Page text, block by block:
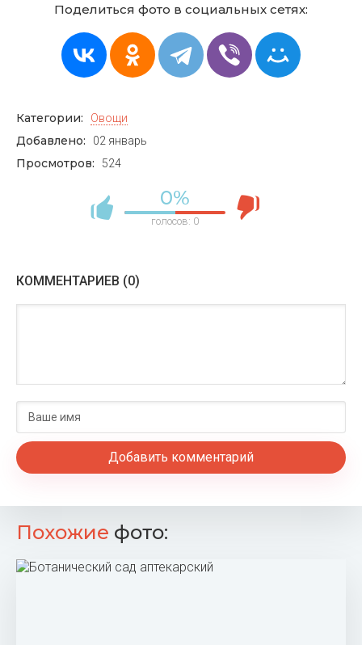
Поделиться фото в социальных сетях:
Категории: Овощи
Добавлено: 02 январь
Просмотров: 524
0%
голосов: 0
КОММЕНТАРИЕВ (0)
Добавить комментарий
Похожие фото: